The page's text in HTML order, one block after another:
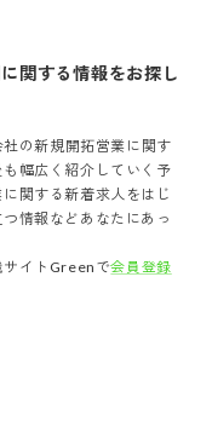
関する情報をお探し
社の新規開拓営業 に関す
幅広く紹介していく予
に関する新着求人をはじ
情報などあなたにあっ
サイトGreenで会員登録